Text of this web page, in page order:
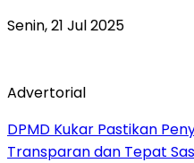
Senin, 21 Jul 2025
Advertorial
DPMD Kukar Pastikan
Transparan dan Tepat